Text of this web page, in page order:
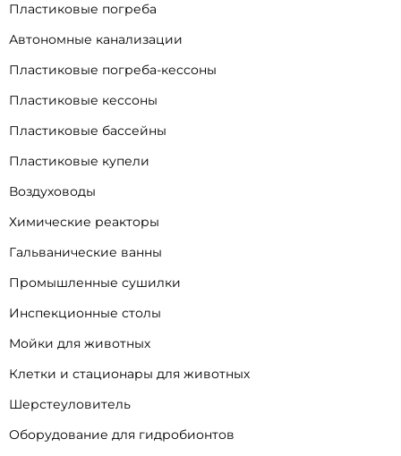
Пластиковые погреба
Автономные канализации
Пластиковые погреба-кессоны
Пластиковые кессоны
Пластиковые бассейны
Пластиковые купели
Воздуховоды
Химические реакторы
Гальванические ванны
Промышленные сушилки
Инспекционные столы
Мойки для животных
Клетки и стационары для животных
Шерстеуловитель
Оборудование для гидробионтов